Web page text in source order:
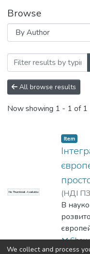
Browse
Browsing
All browse results
Now showing 1 - 1 of 1
No Thumbnail Available
Item
(НДІ
В
We collect and process